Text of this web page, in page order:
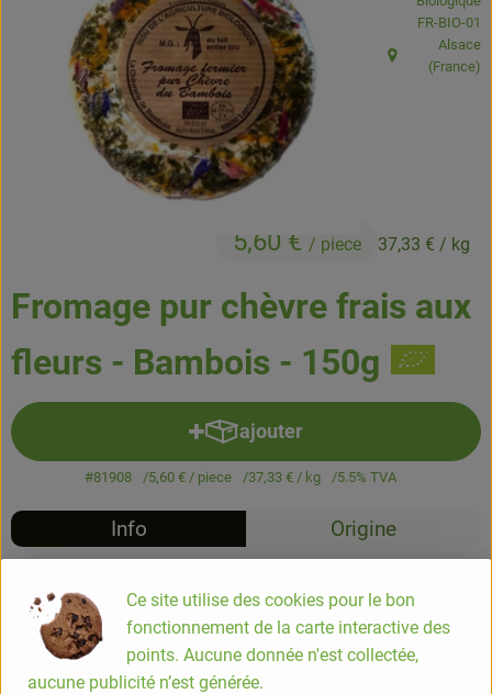
Boissons
Accessoires et divers
Cosmétique et hygiène
Fromage pur chèvre frais aux
fleurs - Bambois - 150g
5,60 € / piece 37,33 € / kg
, Autorité
FR-BIO-01
, Origine:
Alsace
(France)
ajouter
Ajouter le produit au panier
#81908 5,60 € / piece 37,33 € / kg 5.5% TVA
Info Origine
Info
« Fleurs du jardin »
Fromage frais, moulé à la
Ce site utilise des cookies pour le bon
fonctionnement de la carte interactive des
points. Aucune donnée n'est collectée,
aucune publicité n’est générée.